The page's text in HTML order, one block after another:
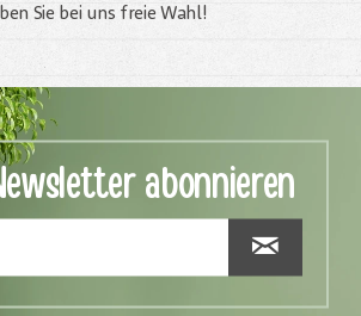
Sie bei uns freie Wahl!
abonnieren